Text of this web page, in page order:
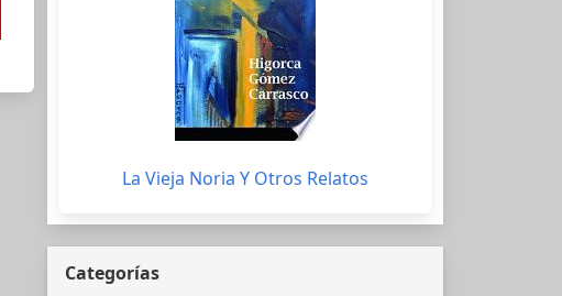
La Vieja Noria Y Otros Relatos
Categorías